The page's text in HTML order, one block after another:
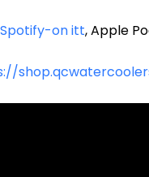
Spotify-on itt, Apple